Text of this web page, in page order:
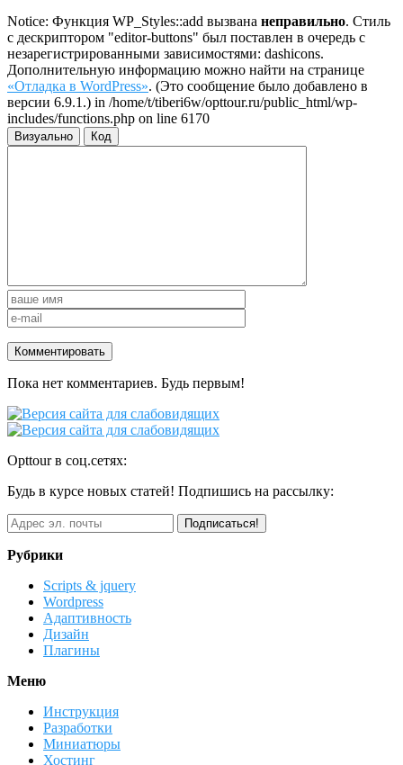
Notice: Функция WP_Styles::add вызвана неправильно. Стиль
с дескриптором "editor-buttons" был поставлен в очередь с
незарегистрированными зависимостями: dashicons.
Дополнительную информацию можно найти на странице
«Отладка в WordPress». (Это сообщение было добавлено в
версии 6.9.1.) in /home/t/tiberi6w/opttour.ru/public_html/wp-
includes/functions.php on line 6170
Визуально Код
Пока нет комментариев. Будь первым!
Opttour в соц.сетях:
Будь в курсе новых статей! Подпишись на рассылку:
Рубрики
Scripts & jquery
Wordpress
Адаптивность
Дизайн
Плагины
Меню
Инструкция
Разработки
Миниатюры
Хостинг